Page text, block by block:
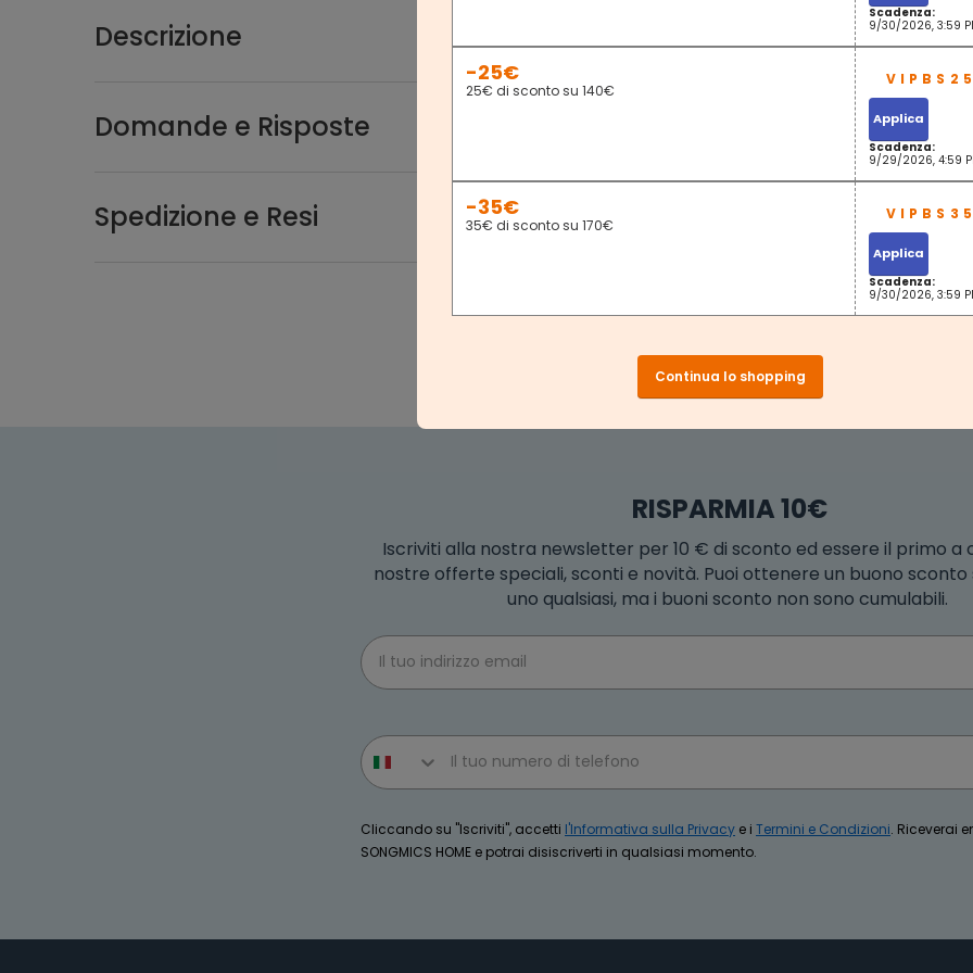
Descrizione
Domande e Risposte
Spedizione e Resi
RISPARMIA 10€
Iscriviti alla nostra newsletter per 10 € di sconto ed essere il primo a
nostre offerte speciali, sconti e novità. Puoi ottenere un buono sconto
uno qualsiasi, ma i buoni sconto non sono cumulabili.
Email
Phone number
Cliccando su "Iscriviti", accetti l'Informativa sulla Privacy e i Termini e Condizioni. Riceverai
SONGMICS HOME e potrai disiscriverti in qualsiasi momento.
Scadenza:
9/30/2026, 3:59
-25€
25€ di sconto su 140€
Applica
Scadenza:
9/29/2026, 4:59
-35€
35€ di sconto su 170€
Applica
Scadenza:
9/30/2026, 3:59
Continua lo shopping